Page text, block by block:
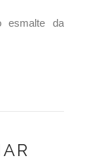
esmalte da